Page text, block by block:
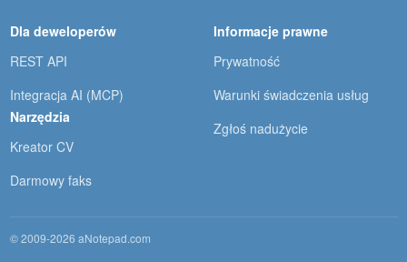
Dla deweloperów
REST API
Integracja AI (MCP)
Narzędzia
Kreator CV
Darmowy faks
Informacje prawne
Prywatność
Warunki świadczenia usług
Zgłoś nadużycie
© 2009-2026 aNotepad.com